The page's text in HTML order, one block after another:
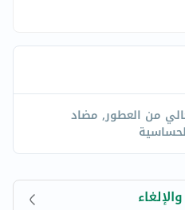
من العطور, مضاد